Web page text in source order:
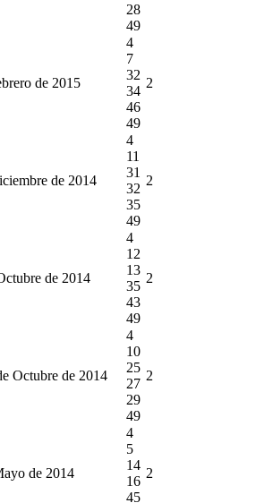
28
49
de 2015
4
7
32
34
46
49
2
de 2014
4
11
31
32
35
49
2
de 2014
4
12
13
35
43
49
2
Octubre de 2014
4
10
25
27
29
49
2
de 2014
4
5
14
16
45
2